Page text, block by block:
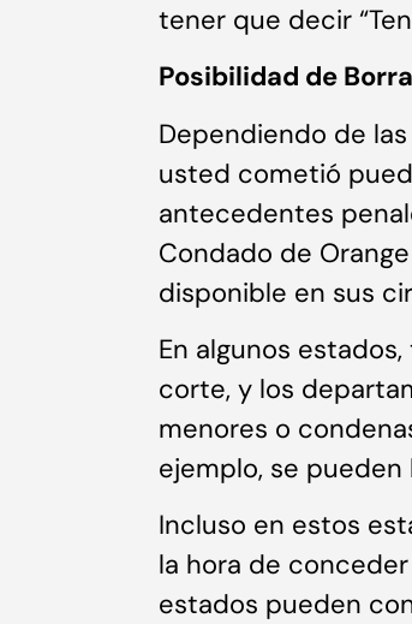
tener que decir
Posibilidad de
Dependiendo de
usted cometió
antecedentes
Condado de
disponible en sus
En algunos
corte, y los
menores o
ejemplo, se
Incluso en estos
la hora de
estados pueden